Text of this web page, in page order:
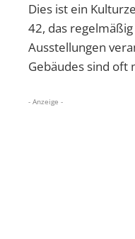
Dies ist ein
42, das
Ausstellungen
Gebäudes sind oft
- Anzeige -